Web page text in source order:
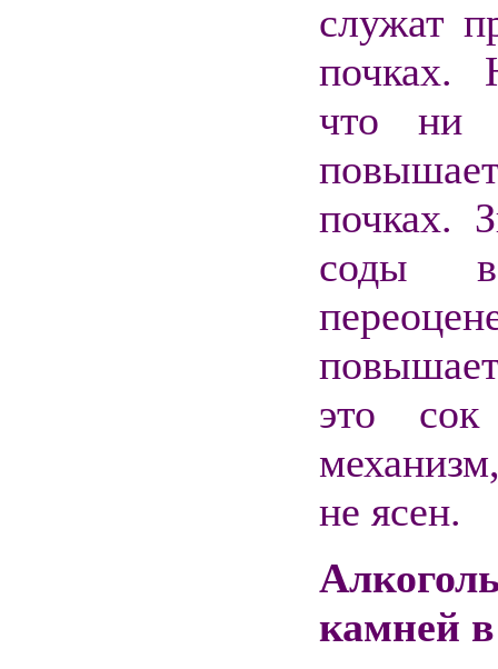
служат
почках.
что ни
почках.
соды
это
не ясен.
камней